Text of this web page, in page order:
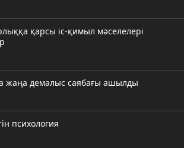
қарсы іс-қимыл мәселелері
жаңа демалыс саябағы ашылды
психология